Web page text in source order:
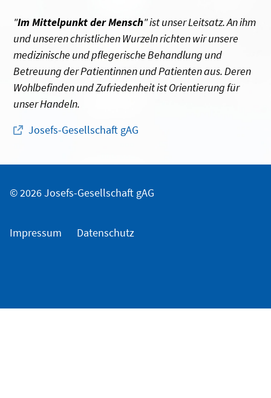
"Im Mittelpunkt der Mensch" ist unser Leitsatz. An ihm
und unseren christlichen Wurzeln richten wir unsere
medizinische und pflegerische Behandlung und
Betreuung der Patientinnen und Patienten aus. Deren
Wohlbefinden und Zufriedenheit ist Orientierung für
unser Handeln.
Josefs-Gesellschaft gAG
Impressum Datenschutz
© 2026 Josefs-Gesellschaft gAG